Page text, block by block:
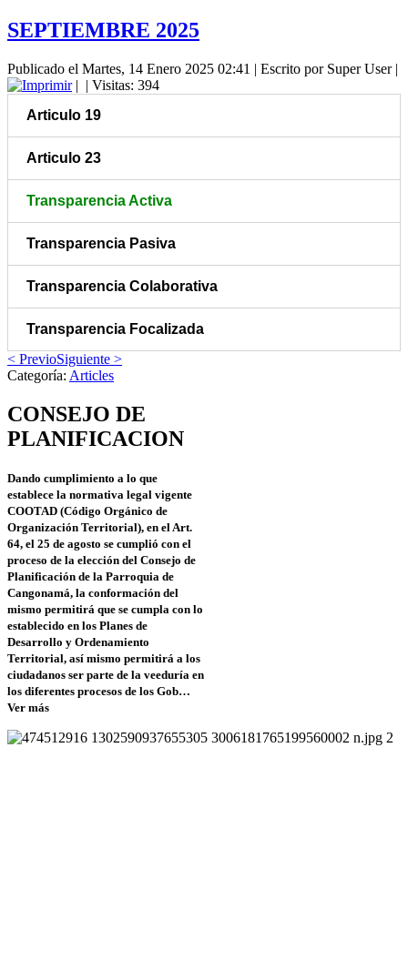
SEPTIEMBRE 2025
Publicado el Martes, 14 Enero 2025 02:41 | Escrito por Super User|
| | Visitas: 394
Articulo 19
Articulo 23
Transparencia Activa
Transparencia Pasiva
Transparencia Colaborativa
Transparencia Focalizada
< PrevioSiguiente >
Categoría: Articles
CONSEJO DE
PLANIFICACION
Dando cumplimiento a lo que
establece la normativa legal vigente
COOTAD (Código Orgánico de
Organización Territorial), en el Art.
64, el 25 de agosto se cumplió con el
proceso de la elección del Consejo de
Planificación de la Parroquia de
Cangonamá, la conformación del
mismo permitirá que se cumpla con lo
establecido en los Planes de
Desarrollo y Ordenamiento
Territorial, así mismo permitirá a los
ciudadanos ser parte de la veeduría en
los diferentes procesos de los Gob…
Ver más